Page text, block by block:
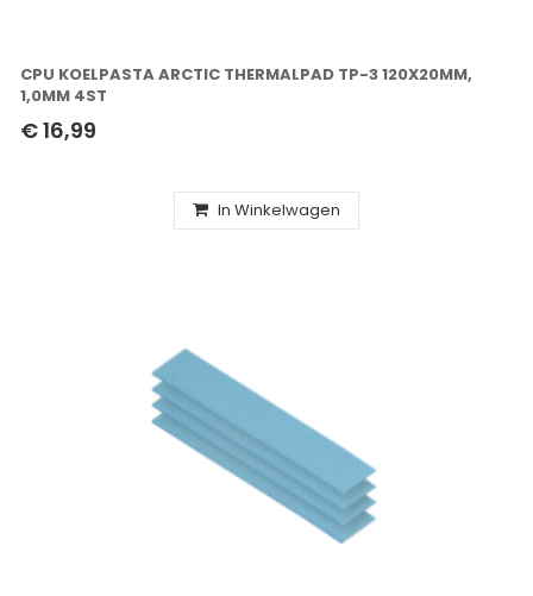
CPU KOELPASTA ARCTIC THERMALPAD TP-3 120X20MM,
1,0MM 4ST
€ 16,99
In Winkelwagen